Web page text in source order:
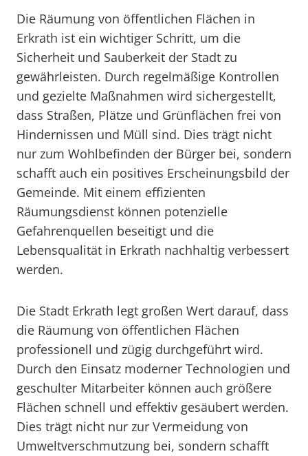
Die Räumung von öffentlichen Flächen in
Erkrath ist ein wichtiger Schritt, um die
Sicherheit und Sauberkeit der Stadt zu
gewährleisten. Durch regelmäßige Kontrollen
und gezielte Maßnahmen wird sichergestellt,
dass Straßen, Plätze und Grünflächen frei von
Hindernissen und Müll sind. Dies trägt nicht
nur zum Wohlbefinden der Bürger bei, sondern
schafft auch ein positives Erscheinungsbild der
Gemeinde. Mit einem effizienten
Räumungsdienst können potenzielle
Gefahrenquellen beseitigt und die
Lebensqualität in Erkrath nachhaltig verbessert
werden.
Die Stadt Erkrath legt großen Wert darauf, dass
die Räumung von öffentlichen Flächen
professionell und zügig durchgeführt wird.
Durch den Einsatz moderner Technologien und
geschulter Mitarbeiter können auch größere
Flächen schnell und effektiv gesäubert werden.
Dies trägt nicht nur zur Vermeidung von
Umweltverschmutzung bei, sondern schafft